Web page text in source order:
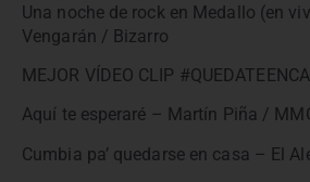
Una noche de rock en Medallo (en
Vengarán / Bizarro
MEJOR VÍDEO CLIP
Aquí te esperaré – Martín Piña /
Cumbia pa’ quedarse en casa – El